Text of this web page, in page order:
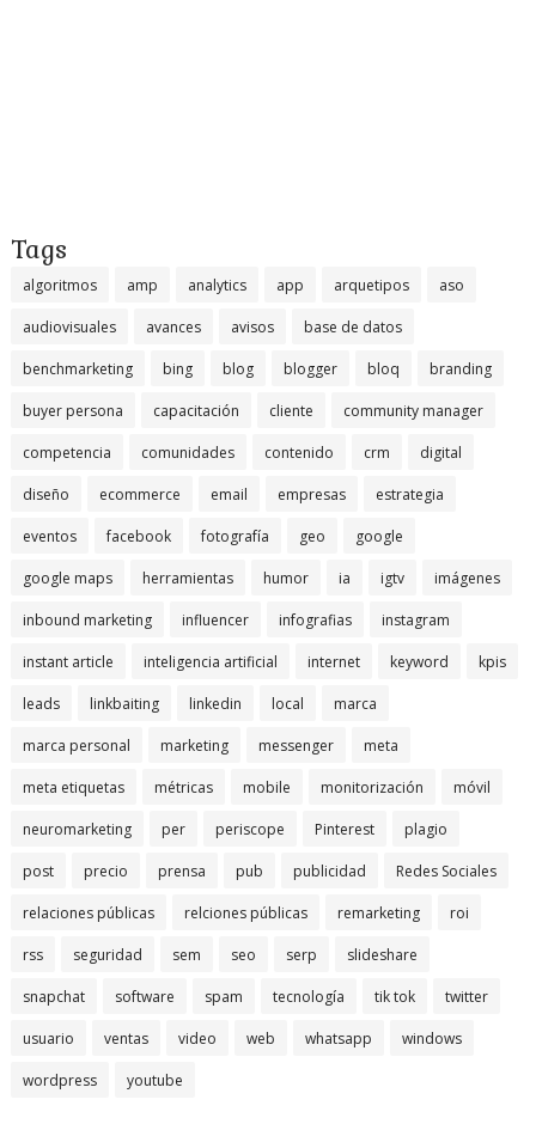
Tags
algoritmos amp analytics app arquetipos aso
audiovisuales avances avisos base de datos
benchmarketing bing blog blogger bloq branding
buyer persona capacitación cliente community manager
competencia comunidades contenido crm digital
diseño ecommerce email empresas estrategia
eventos facebook fotografía geo google
google maps herramientas humor ia igtv imágenes
inbound marketing influencer infografias instagram
instant article inteligencia artificial internet keyword kpis
leads linkbaiting linkedin local marca
marca personal marketing messenger meta
meta etiquetas métricas mobile monitorización móvil
neuromarketing per periscope Pinterest plagio
post precio prensa pub publicidad Redes Sociales
relaciones públicas relciones públicas remarketing roi
rss seguridad sem seo serp slideshare
snapchat software spam tecnología tik tok twitter
usuario ventas video web whatsapp windows
wordpress youtube